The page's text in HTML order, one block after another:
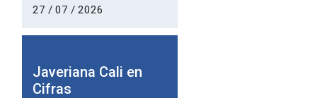
27 / 07 / 2026
Javeriana Cali en
Cifras